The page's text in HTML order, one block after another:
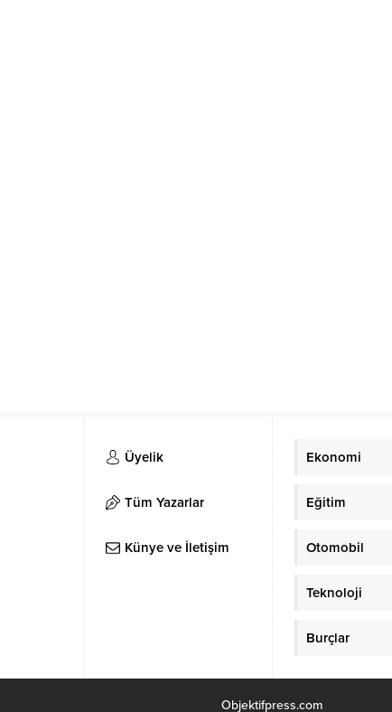
Üyelik
Tüm Yazarlar
Künye ve İletişim
Ekonomi
Eğitim
Otomobil
Teknoloji
Burçlar
Objektifpress.com